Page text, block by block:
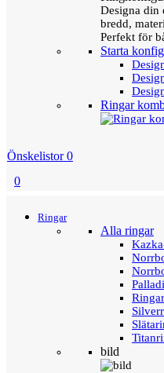
Designa
bredd,
Perfekt för
Starta
Ringar
Önskelistor 0
0
Ringar
Alla ringar
bild